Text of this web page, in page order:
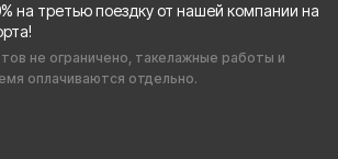
на третью поездку от нашей компании на
не ограничено, такелажные работы и
оплачиваются отдельно.